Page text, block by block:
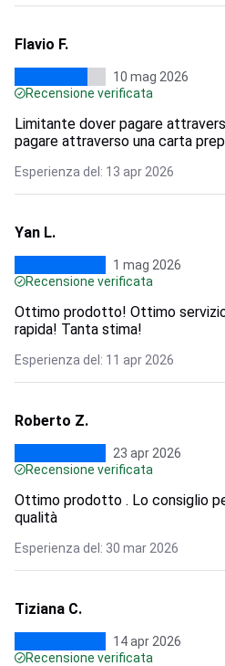
Flavio F.
10 mag 2026
Recensione verificata
Limitante dover pagare
pagare attraverso una carta
Esperienza del: 13 apr 2026
Yan L.
1 mag 2026
Recensione verificata
Ottimo prodotto! Ottimo
rapida! Tanta stima!
Esperienza del: 11 apr 2026
Roberto Z.
23 apr 2026
Recensione verificata
Ottimo prodotto . Lo consiglio
qualità
Esperienza del: 30 mar 2026
Tiziana C.
14 apr 2026
Recensione verificata